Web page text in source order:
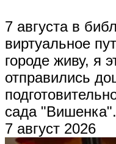
7 августа в
виртуальное
городе живу, я
отправились
сада "Вишенка".
7 август 2026